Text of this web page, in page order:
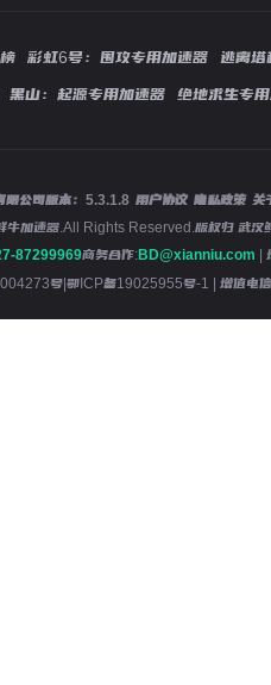
彩虹6号：围攻专用加速器
逃离塔
黑山：起源专用加速器 绝地求生专
限公司版本： 5.3.1.8 用户协议 隐私政策 关
加速器.All Rights Reserved.版权归 武汉
87299969商务合作:BD@xianniu.com |
号 鄂ICP备19025955号-1 | 增值电